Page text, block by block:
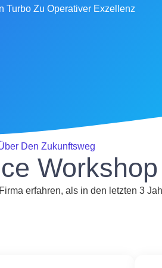
Turbo Zu Operativer Exzellenz
Den Zukunftsweg
Workshop
erfahren, als in den letzten 3